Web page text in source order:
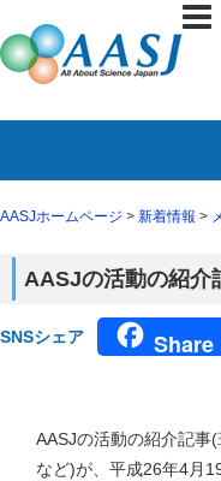
AASJホームページ > 新着情報 >
AASJの活動の紹介
SNSシェア Share
AASJの活動の紹介記事
など)が、平成26年4月